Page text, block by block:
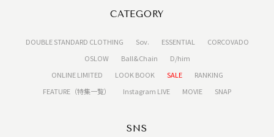
CATEGORY
DOUBLE STANDARD CLOTHING Sov. ESSENTIAL
CORCOVADO
OSLOW
Ball&Chain
D/him
ONLINE LIMITED
LOOK BOOK SALE
RANKING
FEATURE（特集一覧）
Instagram LIVE MOVIE SNAP
SNS